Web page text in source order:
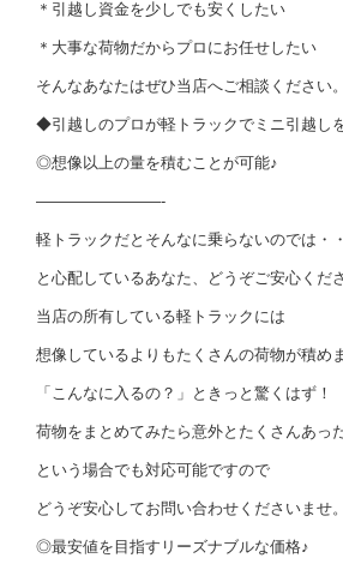
＊引越し資金を少しでも安くしたい
＊大事な荷物だからプロにお任せしたい
そんなあなたはぜひ当店へご相談ください。
◆引越しのプロが軽トラックでミニ引越し
◎想像以上の量を積むことが可能♪
————————-
軽トラックだとそんなに乗らないのでは・
と心配しているあなた、どうぞご安心くださ
当店の所有している軽トラックには
想像しているよりもたくさんの荷物が積め
「こんなに入るの？」ときっと驚くはず！
荷物をまとめてみたら意外とたくさんあった
という場合でも対応可能ですので
どうぞ安心してお問い合わせくださいませ。
◎最安値を目指すリーズナブルな価格♪